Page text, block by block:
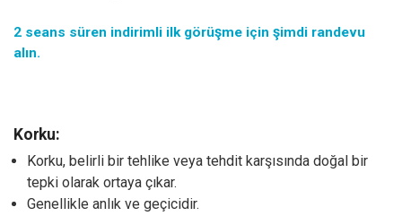
2 seans süren indirimli ilk görüşme için şimdi randevu
alın.
Korku:
Korku, belirli bir tehlike veya tehdit karşısında doğal bir
tepki olarak ortaya çıkar.
Genellikle anlık ve geçicidir.